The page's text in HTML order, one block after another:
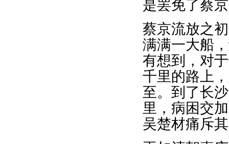
是罢免了蔡
蔡京流放之
满满一大船
有想到，对
千里的路上
至。到了长
里，病困交
吴楚材痛斥